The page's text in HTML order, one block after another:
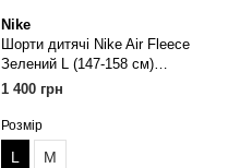
Nike
Шорти дитячі Nike Air Fleece
Зелений L (147-158 см)
HF8808-037
1 400 грн
Розмір
L M